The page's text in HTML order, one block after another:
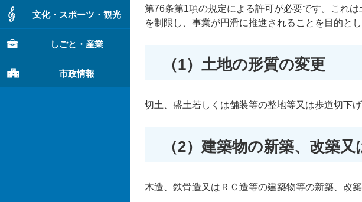
文化・スポーツ・観光
しごと・産業
市政情報
第76条第1項の規定による許可が必要です。これ
を制限し、事業が円滑に推進されることを目的とし
（1）土地の形質の変更
切土、盛土若しくは舗装等の整地等又は歩道切下
（2）建築物の新築、改築又
木造、鉄骨造又はＲＣ造等の建築物等の新築、改